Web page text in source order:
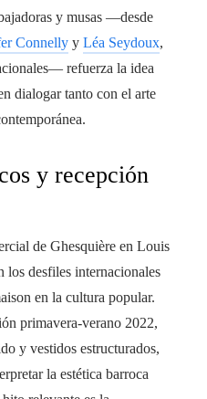
y musas —desde
Connelly y Léa Seydoux,
refuerza la idea
dialogar tanto con el arte
y recepción
de Ghesquière en Louis
los desfiles internacionales
en la cultura popular.
primavera-verano 2022,
y vestidos estructurados,
la estética barroca